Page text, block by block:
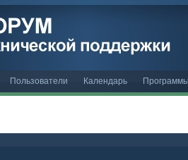
Пользователи Календарь